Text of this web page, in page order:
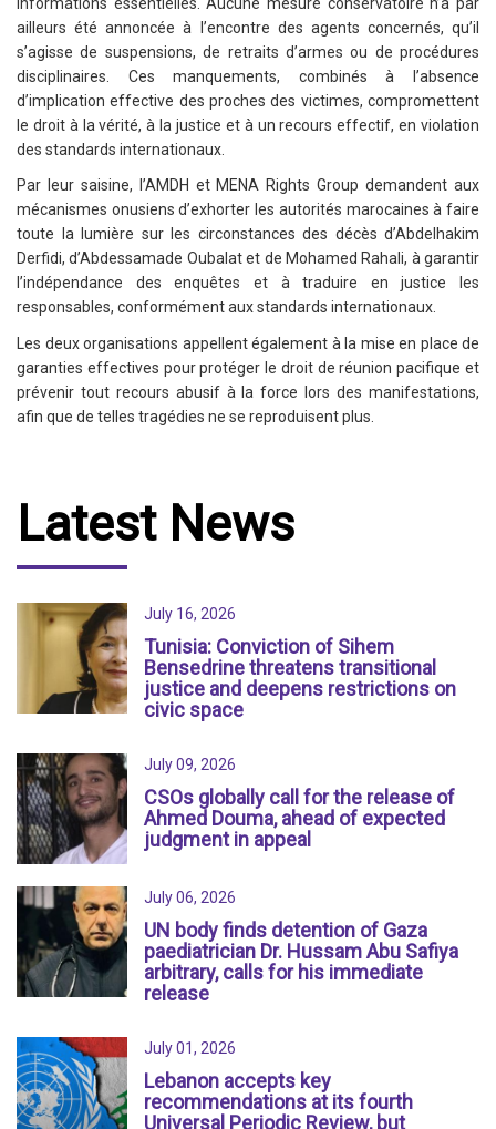
ailleurs été annoncée à l’encontre des agents concernés, qu’il
s’agisse de suspensions, de retraits d’armes ou de procédures
disciplinaires. Ces manquements, combinés à l’absence
d’implication effective des proches des victimes, compromettent
le droit à la vérité, à la justice et à un recours effectif, en violation
des standards internationaux.
Par leur saisine, l’AMDH et MENA Rights Group demandent aux
mécanismes onusiens d’exhorter les autorités marocaines à faire
toute la lumière sur les circonstances des décès d’Abdelhakim
Derfidi, d’Abdessamade Oubalat et de Mohamed Rahali, à garantir
l’indépendance des enquêtes et à traduire en justice les
responsables, conformément aux standards internationaux.
Les deux organisations appellent également à la mise en place de
garanties effectives pour protéger le droit de réunion pacifique et
prévenir tout recours abusif à la force lors des manifestations,
afin que de telles tragédies ne se reproduisent plus.
Latest News
July 16, 2026
Tunisia: Conviction of Sihem
Bensedrine threatens transitional
justice and deepens restrictions on
civic space
July 09, 2026
CSOs globally call for the release of
Ahmed Douma, ahead of expected
judgment in appeal
July 06, 2026
UN body finds detention of Gaza
paediatrician Dr. Hussam Abu Safiya
arbitrary, calls for his immediate
release
July 01, 2026
Lebanon accepts key
recommendations at its fourth
Universal Periodic Review, but